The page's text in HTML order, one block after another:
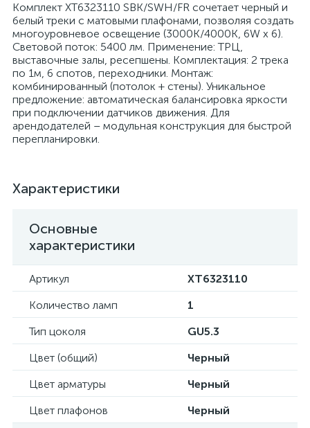
Комплект XT6323110 SBK/SWH/FR сочетает черный и
белый треки с матовыми плафонами, позволяя создать
многоуровневое освещение (3000K/4000K, 6W x 6).
Световой поток: 5400 лм. Применение: ТРЦ,
выставочные залы, ресепшены. Комплектация: 2 трека
по 1м, 6 спотов, переходники. Монтаж:
комбинированный (потолок + стены). Уникальное
предложение: автоматическая балансировка яркости
при подключении датчиков движения. Для
арендодателей – модульная конструкция для быстрой
перепланировки.
Характеристики
Основные
характеристики
Артикул
XT6323110
Количество ламп
1
Тип цоколя
GU5.3
Цвет (общий)
Черный
Цвет арматуры
Черный
Цвет плафонов
Черный